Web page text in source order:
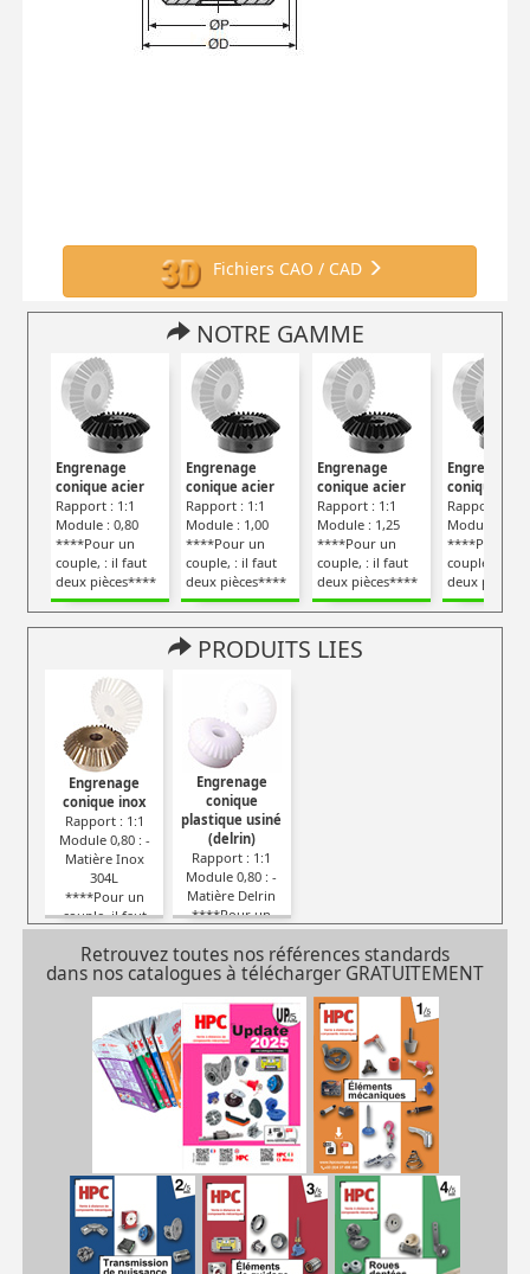
Fichiers CAO / CAD
NOTRE GAMME
Engrenage
conique acier
Rapport : 1:1
Module : 0,80
****Pour un
couple, : il faut
deux pièces****
Engrenage
conique acier
Rapport : 1:1
Module : 1,00
****Pour un
couple, : il faut
deux pièces****
Engrenage
conique acier
Rapport : 1:1
Module : 1,25
****Pour un
couple, : il faut
deux pièces****
Engrenage
conique
Rapport : 1:1
Module : 1,50
****Pour un
couple, : il
deux
PRODUITS LIES
Engrenage
conique inox
Rapport : 1:1
Module 0,80 : -
Matière Inox
304L
****Pour un
couple, il faut
deux pièces****
Engrenage
conique
plastique usiné
(delrin)
Rapport : 1:1
Module 0,80 : -
Matière Delrin
****Pour un
couple, il faut
deux pièces****
Retrouvez toutes nos références standards
dans nos catalogues à télécharger GRATUITEMENT